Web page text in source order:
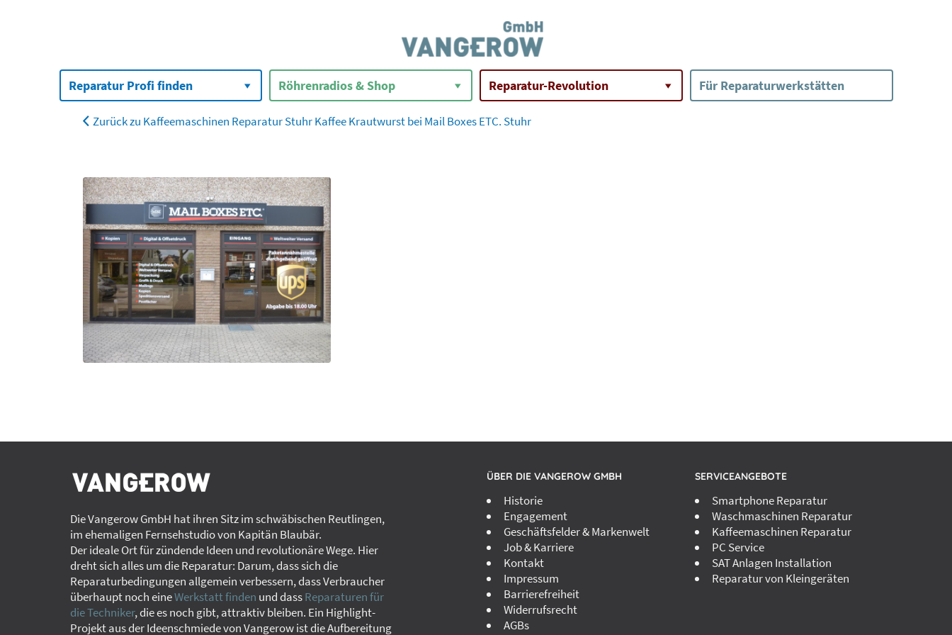
Reparatur Profi finden Röhrenradios & Shop Reparatur-Revolution Für Reparaturwerkstätten
Zurück zu Kaffeemaschinen Reparatur Stuhr Kaffee Krautwurst bei Mail Boxes ETC. Stuhr
Die Vangerow GmbH hat ihren Sitz im schwäbischen Reutlingen,
im ehemaligen Fernsehstudio von Kapitän Blaubär.
Der ideale Ort für zündende Ideen und revolutionäre Wege. Hier
dreht sich alles um die Reparatur: Darum, dass sich die
Reparaturbedingungen allgemein verbessern, dass Verbraucher
überhaupt noch eineWerkstatt finden und dassReparaturen für
die Techniker, die es noch gibt, attraktiv bleiben. Ein Highlight-
Projekt aus der Ideenschmiede von Vangerow ist die Aufbereitung
ÜBER DIE VANGEROW GMBH
Historie
Engagement
Geschäftsfelder & Markenwelt
Job & Karriere
Kontakt
Impressum
Barrierefreiheit
Widerrufsrecht
AGBs
SERVICEANGEBOTE
Smartphone Reparatur
Waschmaschinen Reparatur
Kaffeemaschinen Reparatur
PC Service
SAT Anlagen Installation
Reparatur von Kleingeräten